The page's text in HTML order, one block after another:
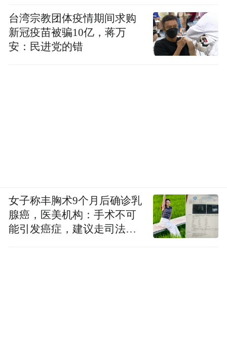
台湾宗教团体疫情期间求购
新冠疫苗被骗10亿，蒋万
安：民进党的错
女子称丰胸术9个月后确诊乳
腺癌，医美机构：手术不可
能引发癌症，建议走司法途